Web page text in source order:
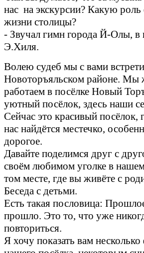
нас на экскурсии? Какую роль
жизни столицы?
- Звучал гимн города Й-Олы, в
Э.Хиля.
Волею судеб мы с вами
Новоторъяльском районе. Мы
работаем в посёлке Новый
уютный посёлок, здесь наши
Сейчас это красивый посёлок,
нас найдётся местечко,
дорогое.
Давайте поделимся друг с
своём любимом уголке в
том месте, где вы живёте с
Беседа с детьми.
Есть такая пословица:
прошло. Это то, что уже
повториться.
Я хочу показать вам